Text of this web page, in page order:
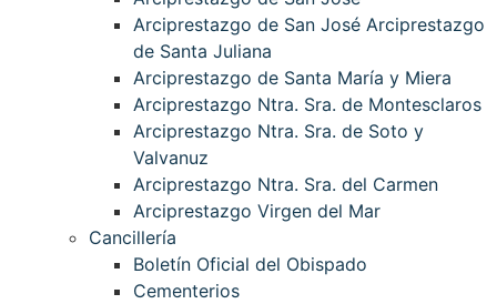
Arciprestazgo de San José Arciprestazgo
de Santa Juliana
Arciprestazgo de Santa María y Miera
Arciprestazgo Ntra. Sra. de Montesclaros
Arciprestazgo Ntra. Sra. de Soto y
Valvanuz
Arciprestazgo Ntra. Sra. del Carmen
Arciprestazgo Virgen del Mar
Cancillería
Boletín Oficial del Obispado
Cementerios